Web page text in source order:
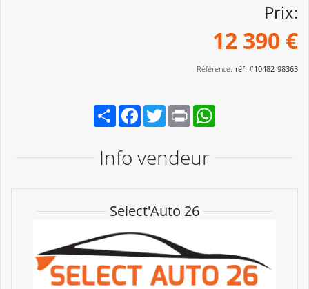
Prix:
12 390 €
Référence: réf. #10482-98363
PartagerFacebook
TwitterPrint
Info vendeur
Select'Auto 26